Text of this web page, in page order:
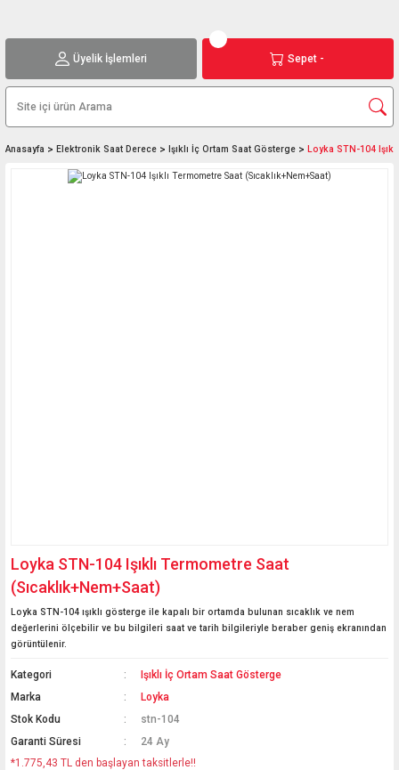
Üyelik İşlemleri Sepet -
Anasayfa Elektronik Saat Derece Işıklı İç Ortam Saat Gösterge Loyka STN-104
Loyka STN-104 Işıklı Termometre Saat
(Sıcaklık+Nem+Saat)
Loyka STN-104 ışıklı gösterge ile kapalı bir ortamda bulunan sıcaklık ve nem
değerlerini ölçebilir ve bu bilgileri saat ve tarih bilgileriyle beraber geniş ekranından
görüntülenir.
Kategori
Işıklı İç Ortam Saat Gösterge
Marka
Loyka
Stok Kodu
stn-104
Garanti Süresi
24 Ay
*1.775,43 TL den başlayan taksitlerle!!